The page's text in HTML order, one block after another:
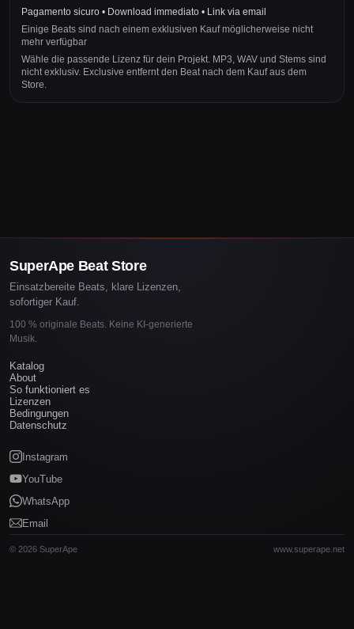
Pagamento sicuro • Download immediato • Link via email
Einige Beats sind nach einem exklusiven Kauf möglicherweise nicht
mehr verfügbar
Wähle die passende Lizenz für dein Projekt. MP3, WAV und Stems sind
nicht exklusiv. Exclusive entfernt den Beat nach dem Kauf aus dem
Store.
SuperApe Beat Store
Einsatzbereite Beats, klare Lizenzen,
sofortiger Kauf.
100 % originale Beats. Keine KI-generierte
Musik.
Katalog
About
So funktioniert es
Lizenzen
Bedingungen
Datenschutz
Instagram
YouTube
WhatsApp
Email
© 2026 SuperApe www.superape.net